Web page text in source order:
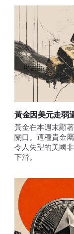
黃金因美元走弱
黃金在本週末顯
關口。這種貴金
令人失望的美國
下滑。